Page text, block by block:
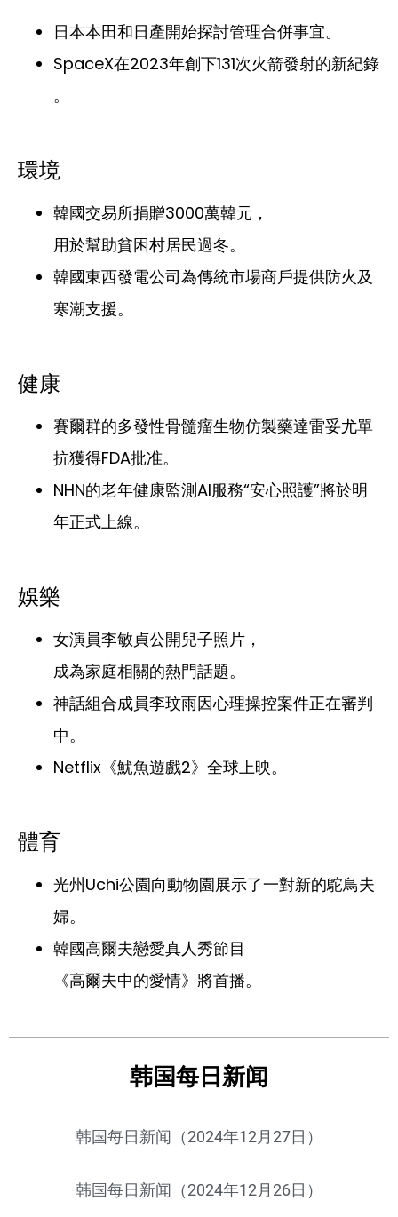
日本本田和日產開始探討管理合併事宜。
SpaceX在2023年創下131次火箭發射的新紀錄
。
環境
韓國交易所捐贈3000萬韓元，
用於幫助貧困村居民過冬。
韓國東西發電公司為傳統市場商戶提供防火及
寒潮支援。
健康
賽爾群的多發性骨髓瘤生物仿製藥達雷妥尤單
抗獲得FDA批准。
NHN的老年健康監測AI服務“安心照護”將於明
年正式上線。
娛樂
女演員李敏貞公開兒子照片，
成為家庭相關的熱門話題。
神話組合成員李玟雨因心理操控案件正在審判
中。
Netflix《魷魚遊戲2》全球上映。
體育
光州Uchi公園向動物園展示了一對新的鴕鳥夫
婦。
韓國高爾夫戀愛真人秀節目
《高爾夫中的愛情》將首播。
韩国每日新闻
韩国每日新闻（2024年12月27日）
韩国每日新闻（2024年12月26日）